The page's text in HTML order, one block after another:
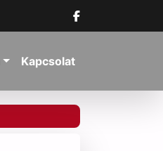
Kapcsolat